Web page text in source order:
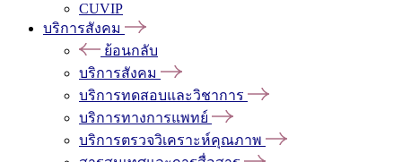
CUVIP
บริการสังคม
ย้อนกลับ
บริการสังคม
บริการทดสอบและวิชาการ
บริการทางการแพทย์
บริการตรวจวิเคราะห์คุณภาพ